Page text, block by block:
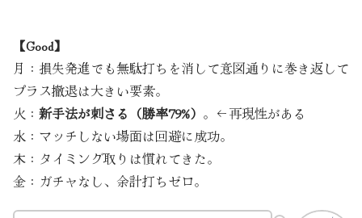
【Good】
月：損失発進でも無駄打ちを消して意図通りに巻き返して
プラス撤退は大きい要素。
火： 新手法が刺さる（勝率79%） 。←再現性がある
水：マッチしない場面は回避に成功。
木：タイミング取りは慣れてきた。
金：ガチャなし、余計打ちゼロ。